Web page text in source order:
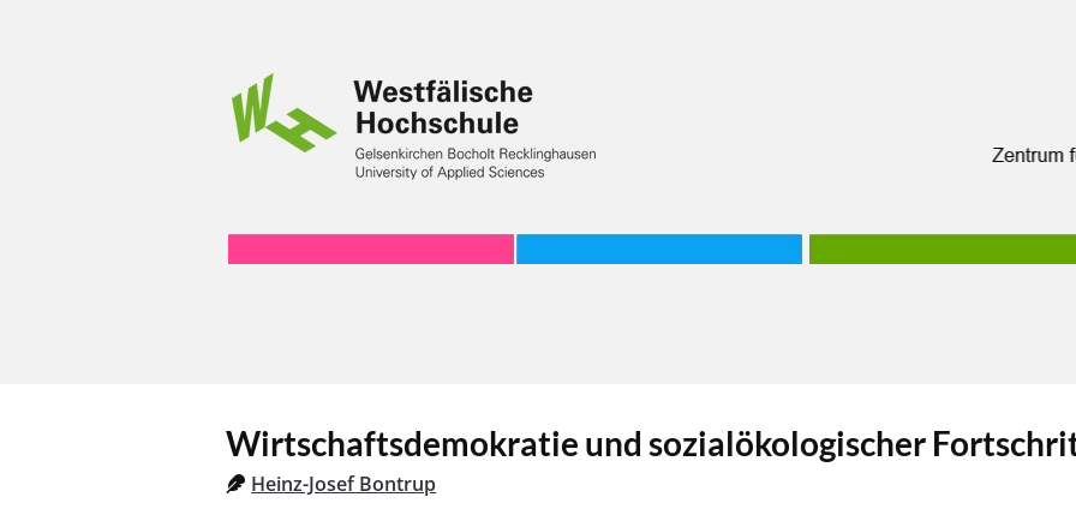
Wirtschaftsdemokratie und sozialökologischer
Heinz-Josef Bontrup